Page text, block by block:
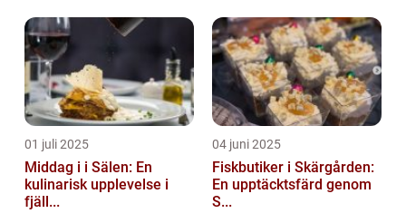
01 juli 2025
Middag i i Sälen: En
kulinarisk upplevelse i
fjäll...
04 juni 2025
Fiskbutiker i Skärgården:
En upptäcktsfärd genom
S...